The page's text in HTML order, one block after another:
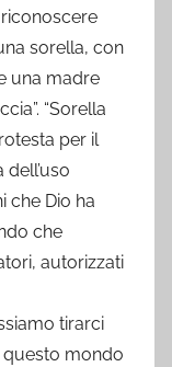
sorella, con
una madre
“Sorella
per il
che Dio ha
che
autorizzati
tirarci
questo mondo